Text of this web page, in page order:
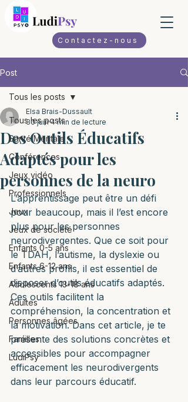
Contactez-nous
Post
Tous les posts
Santé Mentale
Conférences
Jeux vidéo
Professionnels
Jeux
Jeux de société
Enfants 0-5 ans
Enfants 6-12 ans
Adolescents 13-18 ans
Adultes
Personnes âgées
Familles
LudiPsy
Tous les posts
Des Outils Éducatifs
Adaptés pour les
personnes de la neuro
Elsa Brais-Dussault
30 juin 4 min de lecture
L’apprentissage peut être un défi
pour beaucoup, mais il l’est encore
plus pour les personnes
neurodivergentes. Que ce soit pour
le TDAH, l’autisme, la dyslexie ou
d’autres profils, il est essentiel de
disposer d’outils éducatifs adaptés.
Ces outils facilitent la
compréhension, la concentration et
la motivation. Dans cet article, je te
présente des solutions concrètes et
accessibles pour accompagner
efficacement les neurodivergents
dans leur parcours éducatif.